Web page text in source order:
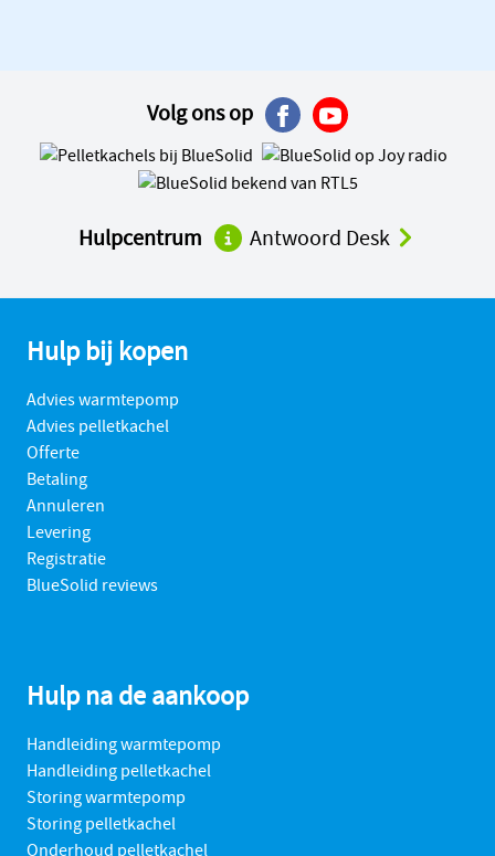
Volg ons op
Hulpcentrum Antwoord Desk
Hulp bij kopen
Advies warmtepomp
Advies pelletkachel
Offerte
Betaling
Annuleren
Levering
Registratie
BlueSolid reviews
Hulp na de aankoop
Handleiding warmtepomp
Handleiding pelletkachel
Storing warmtepomp
Storing pelletkachel
Onderhoud pelletkachel